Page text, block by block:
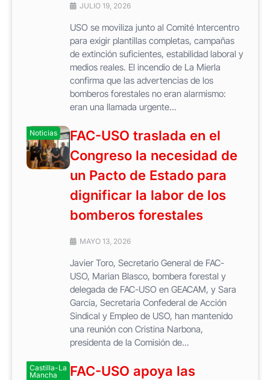
JULIO 19, 2026
USO se moviliza junto al Comité Intercentro
para exigir plantillas completas, campañas
de extinción suficientes, estabilidad laboral y
medios reales. El incendio de La Mierla
confirma que las advertencias de los
bomberos forestales no eran alarmismo:
eran una llamada urgente...
Noticias
FAC-USO traslada en el
Congreso la necesidad de
un Pacto de Estado para
dignificar la labor de los
bomberos forestales
MAYO 13, 2026
Javier Toro, Secretario General de FAC-
USO, Marian Blasco, bombera forestal y
delegada de FAC-USO en GEACAM, y Sara
García, Secretaria Confederal de Acción
Sindical y Empleo de USO, han mantenido
una reunión con Cristina Narbona,
presidenta de la Comisión de...
Castilla-La
Mancha
FAC-USO apoya las